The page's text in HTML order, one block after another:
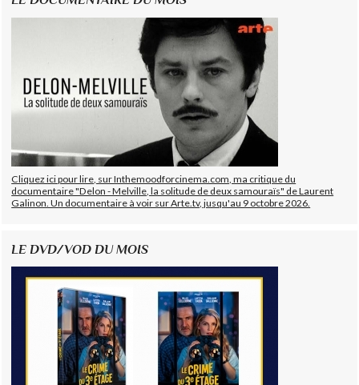
Cliquez ici pour lire, sur Inthemoodforcinema.com, ma critique du
documentaire "Delon - Melville, la solitude de deux samouraïs" de Laurent
Galinon. Un documentaire à voir sur Arte.tv, jusqu'au 9 octobre 2026.
LE DVD/VOD DU MOIS